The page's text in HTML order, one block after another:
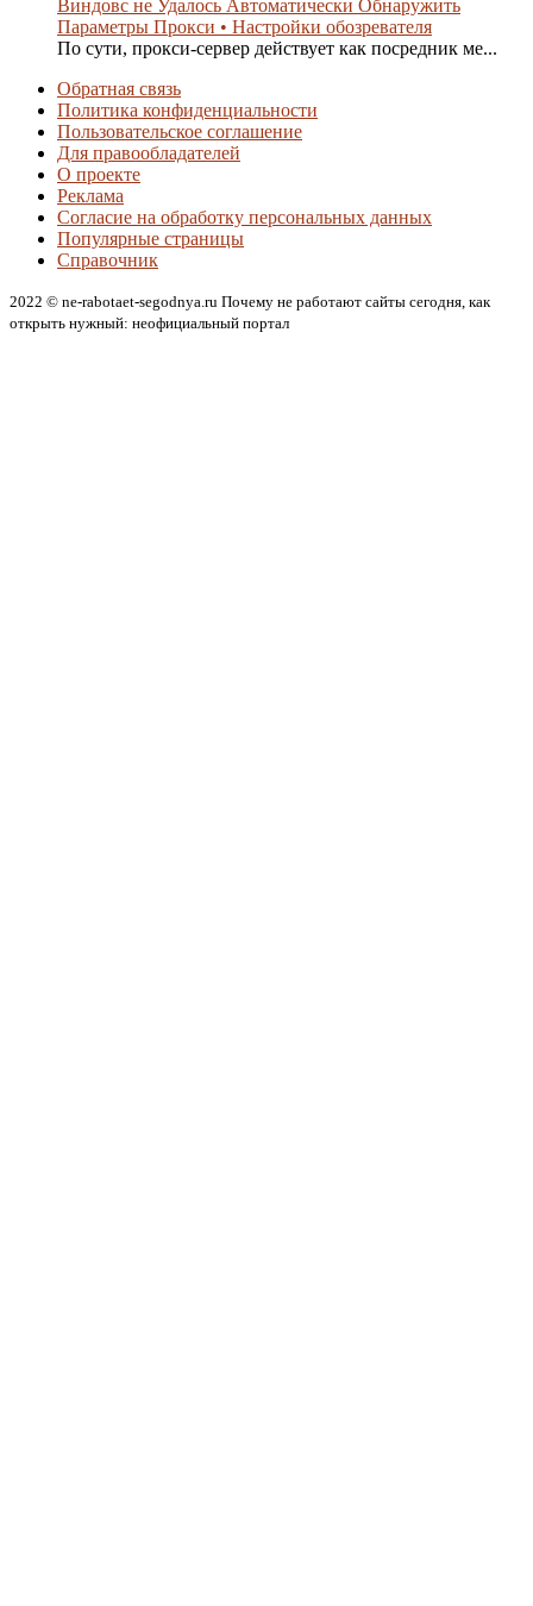
Виндовс не Удалось Автоматически Обнаружить
Параметры Прокси • Настройки обозревателя
По сути, прокси-сервер действует как посредник ме...
Обратная связь
Политика конфиденциальности
Пользовательское соглашение
Для правообладателей
О проекте
Реклама
Согласие на обработку персональных данных
Популярные страницы
Справочник
2022 © ne-rabotaet-segodnya.ru Почему не работают сайты сегодня, как
открыть нужный: неофициальный портал